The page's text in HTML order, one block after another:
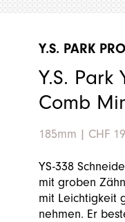
Y.S. PARK
Y.S. Park
Comb
185mm | CHF 19
YS-338
mit groben
mit Leichtigkeit
nehmen. Er